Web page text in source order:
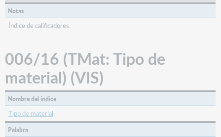
Notas
Índice de calificadores.
006/16 (TMat: Tipo de
material) (VIS)
Nombre del índice
Tipo de material
Palabra